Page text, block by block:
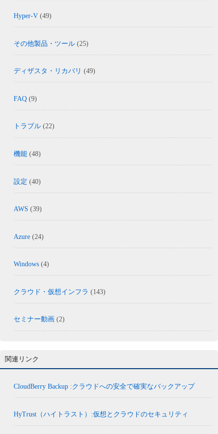
Hyper-V (49)
その他製品・ツール (25)
ディザスタ・リカバリ (49)
FAQ (9)
トラブル (22)
機能 (48)
設定 (40)
AWS (39)
Azure (24)
Windows (4)
クラウド・仮想インフラ (143)
セミナー動画 (2)
関連リンク
CloudBerry Backup :クラウドへの安全で確実なバックアップ
HyTrust（ハイトラスト）:仮想とクラウドのセキュリティ